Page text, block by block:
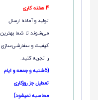
4 هفته کاری
تولید و آماده ارسال
می‌شوند تا شما بهترین
کیفیت و سفارشی‌سازی
را تجربه کنید.
(5شنبه و جمعه و ایام
تعطیل جز روزکاری
محاسبه نمیشود)